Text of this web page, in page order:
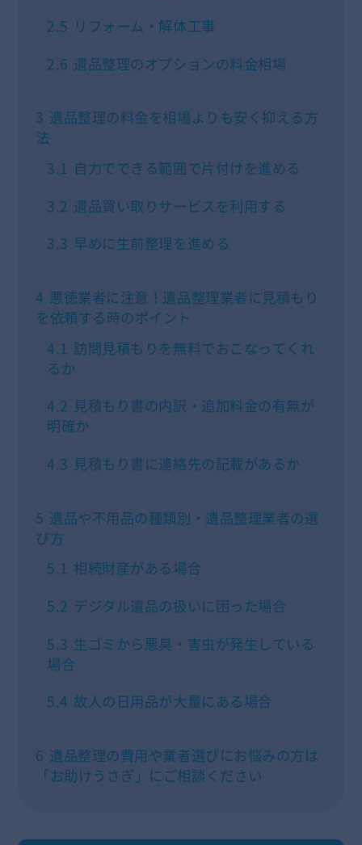
2.5 リフォーム・解体工事
2.6 遺品整理のオプションの料金相場
3 遺品整理の料金を相場よりも安く抑える方
法
3.1 自力でできる範囲で片付けを進める
3.2 遺品買い取りサービスを利用する
3.3 早めに生前整理を進める
4 悪徳業者に注意！遺品整理業者に見積もり
を依頼する時のポイント
4.1 訪問見積もりを無料でおこなってくれ
るか
4.2 見積もり書の内訳・追加料金の有無が
明確か
4.3 見積もり書に連絡先の記載があるか
5 遺品や不用品の種類別・遺品整理業者の選
び方
5.1 相続財産がある場合
5.2 デジタル遺品の扱いに困った場合
5.3 生ゴミから悪臭・害虫が発生している
場合
5.4 故人の日用品が大量にある場合
6 遺品整理の費用や業者選びにお悩みの方は
「お助けうさぎ」にご相談ください